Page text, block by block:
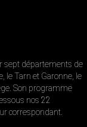
sept départements de
le Tarn et Garonne, le
Son programme
nos 22
correspondant.